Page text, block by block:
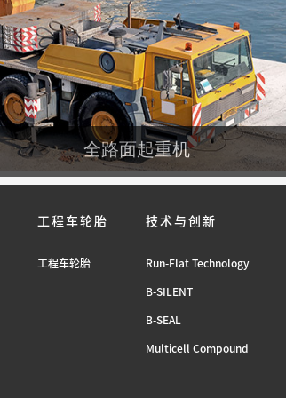
全路面起重机
工程车轮胎
工程车轮胎
技术与创新
Run-Flat Technology
B-SILENT
B-SEAL
Multicell Compound